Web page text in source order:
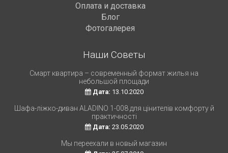
Оплата и доставка
Блог
Фотогалерея
Наши Советы
Смарт квартира – современный формат жилья на
небольшой площади
Дата: 13.10.2020
Шафа-ліжко-диван ALADINO 1-008 для цінителів комфорту й
практичності
Дата: 23.05.2020
Мы переехали в новый магазин